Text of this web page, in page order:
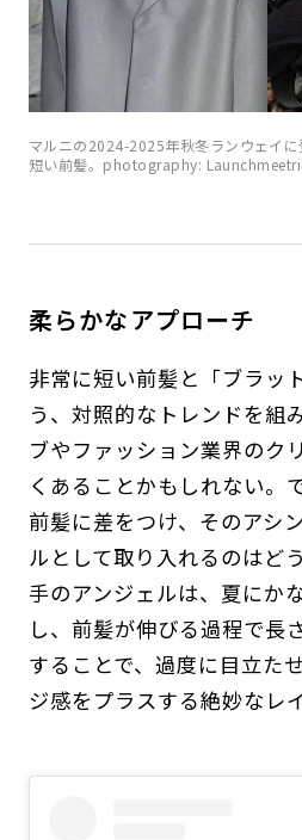
マルニの2024-2025年秋冬ランウェイ
短い前髪。photography:
柔らかなアプローチ
非常に短い前髪と「ブラッ
う、対照的なトレンドを組
ブやファッション業界のク
くあることかもしれない。
前髪に差をつけ、そのアシ
ルとして取り入れるのは
手のアンジェルは、夏にか
し、前髪が伸びる過程で長
することで、過度に目立た
ジ感をプラスする絶妙なレ